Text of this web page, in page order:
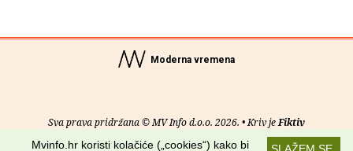
Moderna vremena
Sva prava pridržana © MV Info d.o.o. 2026. • Kriv jeFiktiv
Mvinfo.hr koristi kolačiće („cookies“) kako bi